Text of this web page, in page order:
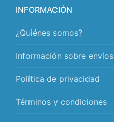
INFORMACIÓN
¿Quiénes somos?
Información sobre envíos
Política de privacidad
Términos y condiciones